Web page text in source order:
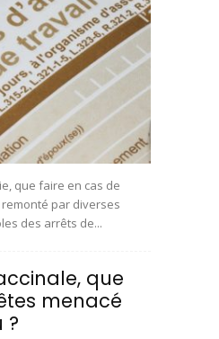
que faire en cas de
par diverses
des arrêts de...
que
menacé
?